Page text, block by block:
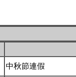
中秋節連假